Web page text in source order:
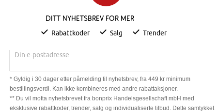
Ditt nyhetsbrev for mer
Rabattkoder Salg Trender
Din e-postadresse
* Gyldig i 30 dager etter påmelding til nyhetsbrev, fra 449 kr minimum
bestillingsverdi. Kan ikke kombineres med andre rabattaksjoner.
** Du vil motta nyhetsbrevet fra bonprix Handelsgesellschaft mbH med
eksklusive rabattkoder, trender, salg og individualiserte tilbud. Dette samtykket